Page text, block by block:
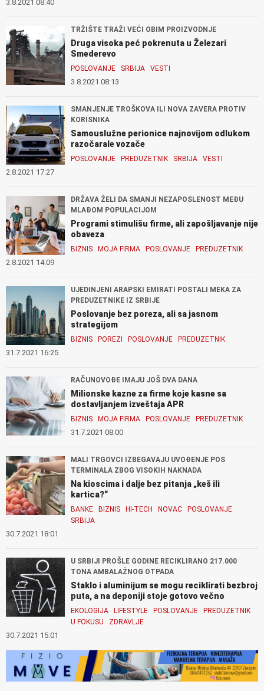
3.8.2021 08:40
TRŽIŠTE TRAŽI VEĆI OBIM PROIZVODNJE
Druga visoka peć pokrenuta u Železari
Smederevo
POSLOVANJE SRBIJA VESTI
3.8.2021 08:13
SMANJENJE TROŠKOVA ILI NOVA ZAVERA PROTIV
KORISNIKA
Samouslužne perionice najnovijom odlukom
razočarale vozače
POSLOVANJE PREDUZETNIK SRBIJA VESTI
2.8.2021 17:27
DRŽAVA ŽELI DA SMANJI NEZAPOSLENOST MEĐU
MLAĐOM POPULACIJOM
Programi stimulišu firme, ali zapošljavanje nije
obaveza
BIZNIS MOJA FIRMA POSLOVANJE PREDUZETNIK
2.8.2021 14:09
UJEDINJENI ARAPSKI EMIRATI POSTALI MEKA ZA
PREDUZETNIKE IZ SRBIJE
Poslovanje bez poreza, ali sa jasnom
strategijom
BIZNIS POREZI POSLOVANJE PREDUZETNIK
31.7.2021 16:25
RAČUNOVOĐE IMAJU JOŠ DVA DANA
Milionske kazne za firme koje kasne sa
dostavljanjem izveštaja APR
BIZNIS MOJA FIRMA POSLOVANJE PREDUZETNIK
31.7.2021 08:00
MALI TRGOVCI IZBEGAVAJU UVOĐENJE POS
TERMINALA ZBOG VISOKIH NAKNADA
Na kioscima i dalje bez pitanja „keš ili
kartica?“
BANKE BIZNIS HI-TECH NOVAC
POSLOVANJE
SRBIJA
30.7.2021 18:01
U SRBIJI PROŠLE GODINE RECIKLIRANO 217.000
TONA AMBALAŽNOG OTPADA
Staklo i aluminijum se mogu reciklirati bezbroj
puta, a na deponiji stoje gotovo večno
EKOLOGIJA LIFESTYLE POSLOVANJE
PREDUZETNIK
U FOKUSU
ZDRAVLJE
30.7.2021 15:01